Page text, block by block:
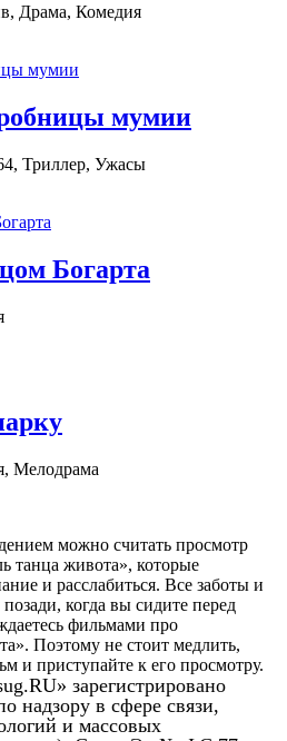
Драма, Комедия
мумии
Триллер, Ужасы
Богарта
Мелодрама
можно считать просмотр
танца живота», которые
и расслабиться. Все заботы и
когда вы сидите перед
фильмами про
Поэтому не стоит медлить,
и приступайте к его просмотру.
зарегистрировано
надзору в сфере связи,
и массовых